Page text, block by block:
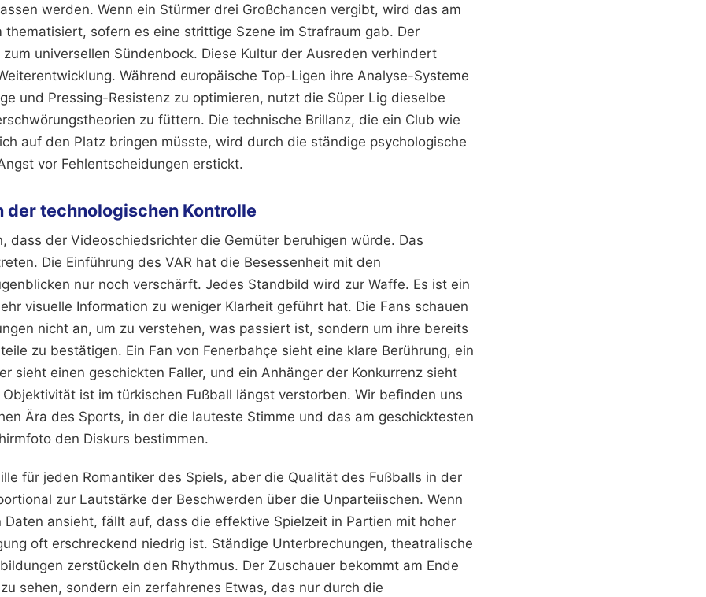
werden. Wenn ein Stürmer drei Großchancen vergibt, wird das am
thematisiert, sofern es eine strittige Szene im Strafraum gab. Der
universellen Sündenbock. Diese Kultur der Ausreden verhindert
Während europäische Top-Ligen ihre Analyse-Systeme
und Pressing-Resistenz zu optimieren, nutzt die Süper Lig dieselbe
zu füttern. Die technische Brillanz, die ein Club wie
auf den Platz bringen müsste, wird durch die ständige psychologische
vor Fehlentscheidungen erstickt.
der technologischen Kontrolle
dass der Videoschiedsrichter die Gemüter beruhigen würde. Das
Die Einführung des VAR hat die Besessenheit mit den
nur noch verschärft. Jedes Standbild wird zur Waffe. Es ist ein
visuelle Information zu weniger Klarheit geführt hat. Die Fans schauen
nicht an, um zu verstehen, was passiert ist, sondern um ihre bereits
zu bestätigen. Ein Fan von Fenerbahçe sieht eine klare Berührung, ein
sieht einen geschickten Faller, und ein Anhänger der Konkurrenz sieht
ist im türkischen Fußball längst verstorben. Wir befinden uns
Ära des Sports, in der die lauteste Stimme und das am geschicktesten
den Diskurs bestimmen.
für jeden Romantiker des Spiels, aber die Qualität des Fußballs in der
zur Lautstärke der Beschwerden über die Unparteiischen. Wenn
Daten ansieht, fällt auf, dass die effektive Spielzeit in Partien mit hoher
oft erschreckend niedrig ist. Ständige Unterbrechungen, theatralische
zerstückeln den Rhythmus. Der Zuschauer bekommt am Ende
sehen, sondern ein zerfahrenes Etwas, das nur durch die